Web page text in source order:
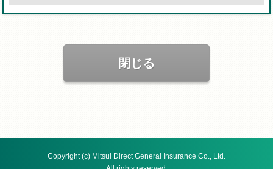
閉じる
Copyright (c) Mitsui Direct General Insurance Co., Ltd.